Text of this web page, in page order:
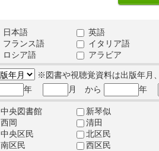
日本語
英語
フランス語
イタリア語
ロシア語
アラビア
※図書や視聴覚資料は出版年月
年
月 から 年
中央図書館
新琴似
西岡
清田
中央区民
北区民
南区民
西区民